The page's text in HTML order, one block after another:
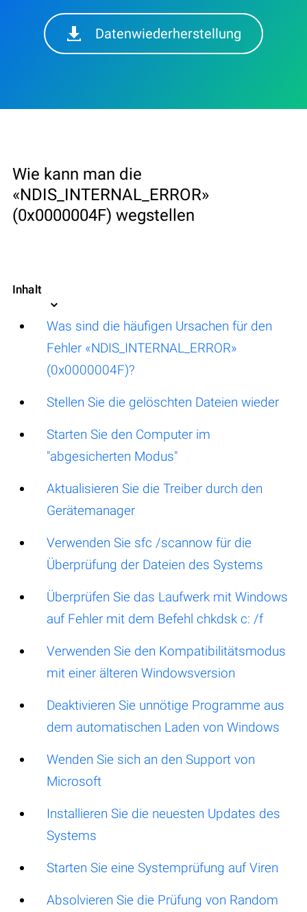
Datenwiederherstellung
Wie kann man die
«NDIS_INTERNAL_ERROR»
(0x0000004F) wegstellen
Inhalt
Was sind die häufigen Ursachen für den
Fehler «NDIS_INTERNAL_ERROR»
(0x0000004F)?
Stellen Sie die gelöschten Dateien wieder
Starten Sie den Computer im
"abgesicherten Modus"
Aktualisieren Sie die Treiber durch den
Gerätemanager
Verwenden Sie sfc /scannow für die
Überprüfung der Dateien des Systems
Überprüfen Sie das Laufwerk mit Windows
auf Fehler mit dem Befehl chkdsk c: /f
Verwenden Sie den Kompatibilitätsmodus
mit einer älteren Windowsversion
Deaktivieren Sie unnötige Programme aus
dem automatischen Laden von Windows
Wenden Sie sich an den Support von
Microsoft
Installieren Sie die neuesten Updates des
Systems
Starten Sie eine Systemprüfung auf Viren
Absolvieren Sie die Prüfung von Random